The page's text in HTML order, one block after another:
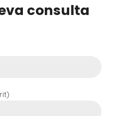
consulta